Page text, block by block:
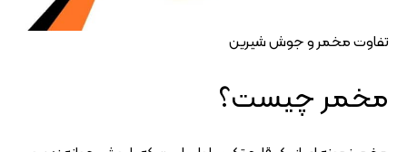
تفاوت مخمر و جوش شیرین
مخمر چیست؟